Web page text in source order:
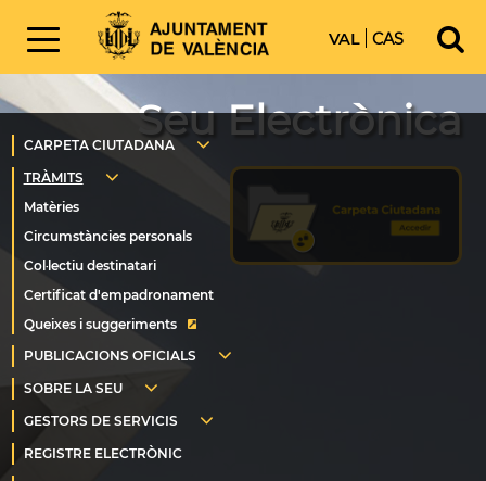
VAL CAS
Seu Electrònica
Queixes i suggeriments